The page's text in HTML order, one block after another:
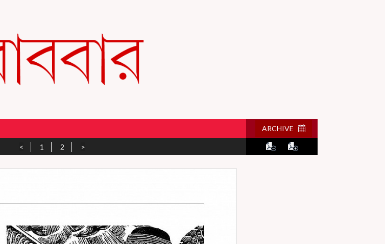
ARCHIVE
< 1 2 >